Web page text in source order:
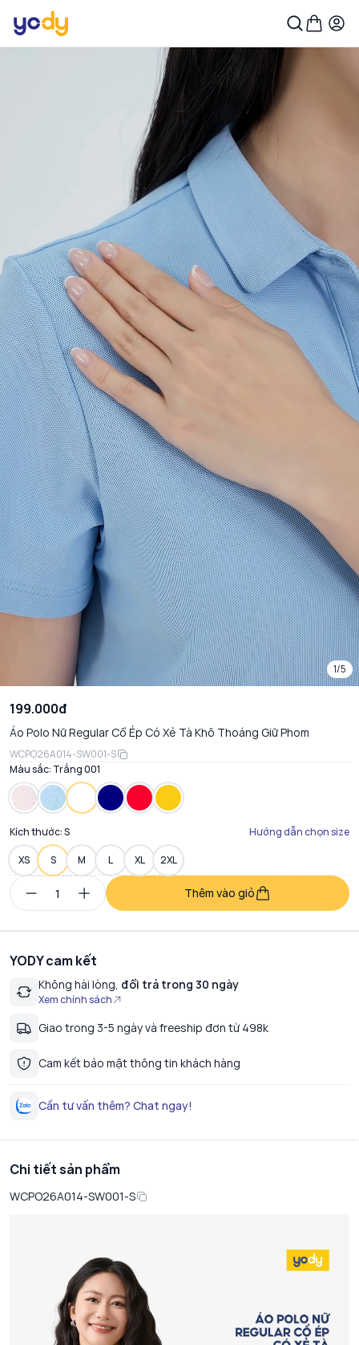
1/5
199.000đ
Áo Polo Nữ Regular Cổ Ép Có Xẻ Tà Khô Thoáng Giữ Phom
WCPO26A014-SW001-S
Màu sắc: Trắng 001
Kích thước:S Hướng dẫn chọn size
XS S M L XL 2XL
Thêm vào giỏ
YODY cam kết
Không hài lòng, đổi trả trong 30 ngày
Xem chính sách
Giao trong 3-5 ngày và freeship đơn từ 498k
Cam kết bảo mật thông tin khách hàng
Cần tư vấn thêm? Chat ngay!
Chi tiết sản phẩm
WCPO26A014-SW001-S